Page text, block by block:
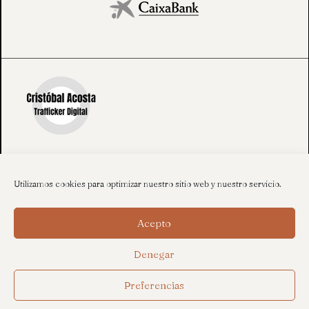
Utilizamos cookies para optimizar nuestro sitio web y nuestro servicio.
Acepto
Denegar
Preferencias